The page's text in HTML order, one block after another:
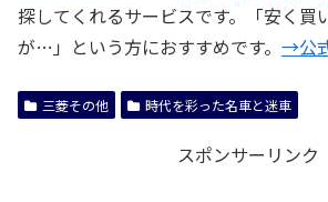
探してくれるサービスです。「安く買
が…」という方におすすめです。 →公
三菱その他 時代を彩った名車と迷車
スポンサーリンク